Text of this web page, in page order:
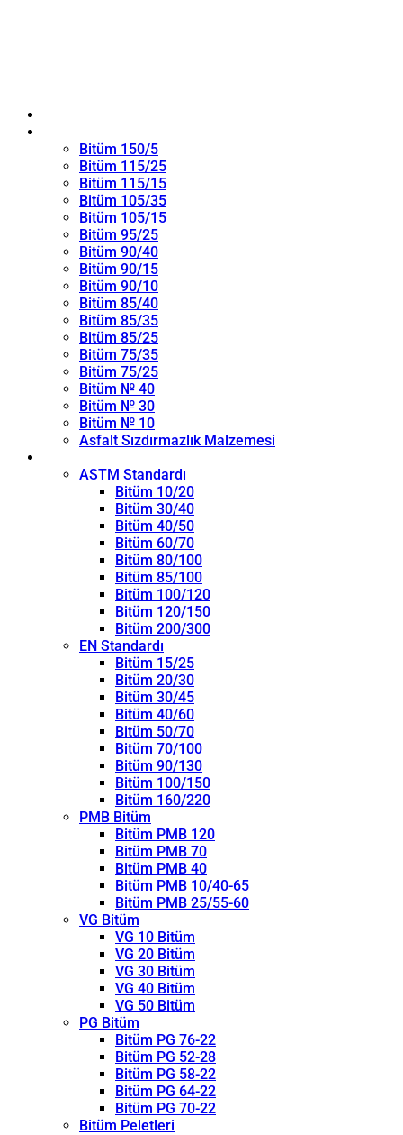
Bitüm 150/5
Bitüm 115/25
Bitüm 115/15
Bitüm 105/35
Bitüm 105/15
Bitüm 95/25
Bitüm 90/40
Bitüm 90/15
Bitüm 90/10
Bitüm 85/40
Bitüm 85/35
Bitüm 85/25
Bitüm 75/35
Bitüm 75/25
Bitüm № 40
Bitüm № 30
Bitüm № 10
Asfalt Sızdırmazlık Malzemesi
ASTM Standardı
Bitüm 10/20
Bitüm 30/40
Bitüm 40/50
Bitüm 60/70
Bitüm 80/100
Bitüm 85/100
Bitüm 100/120
Bitüm 120/150
Bitüm 200/300
EN Standardı
Bitüm 15/25
Bitüm 20/30
Bitüm 30/45
Bitüm 40/60
Bitüm 50/70
Bitüm 70/100
Bitüm 90/130
Bitüm 100/150
Bitüm 160/220
PMB Bitüm
Bitüm PMB 120
Bitüm PMB 70
Bitüm PMB 40
Bitüm PMB 10/40-65
Bitüm PMB 25/55-60
VG Bitüm
VG 10 Bitüm
VG 20 Bitüm
VG 30 Bitüm
VG 40 Bitüm
VG 50 Bitüm
PG Bitüm
Bitüm PG 76-22
Bitüm PG 52-28
Bitüm PG 58-22
Bitüm PG 64-22
Bitüm PG 70-22
Bitüm Peletleri